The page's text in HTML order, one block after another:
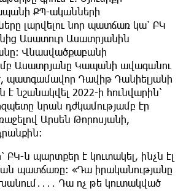
ՔՊ-ականների
լարվելու նոր պատճառ կա՝ ԲԿ
Ասատուր Ասատրյանին
Վնասվածքաբանի
Ասատրյանը Կապանի ավագանու
պատգամավոր Դավիթ Դանիելյանի
է նշանակվել 2022-ի հունվարին՝
նրան դժկամությամբ էր
Արսեն Թորոսյանի,
ԲԿ-ն պարտքեր է կուտակել, ինչն էլ
պատճառը։ «Դա իրականությանը
Դա ոչ թե կուտակված